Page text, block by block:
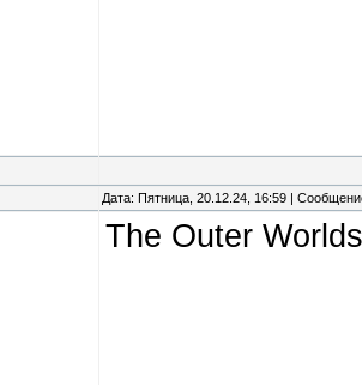
Дата: Пятница, 20.12.24, 16:59 |
The Outer